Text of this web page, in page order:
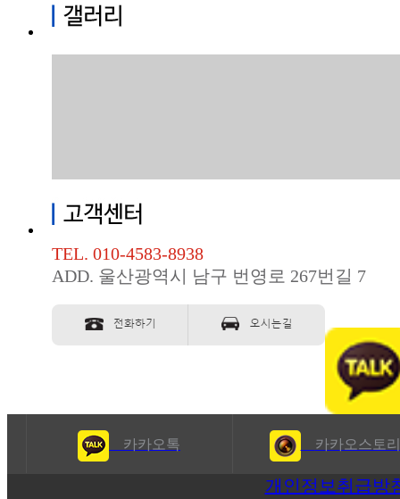
TEL. 010-4583-8938
ADD. 울산광역시 남구 번영로 267번길 7
카카오톡 카카오스토리
개인정보취급방